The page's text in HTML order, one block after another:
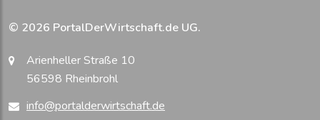
© 2026 PortalDerWirtschaft.de UG.
Arienheller Straße 10
56598 Rheinbrohl
info@portalderwirtschaft.de